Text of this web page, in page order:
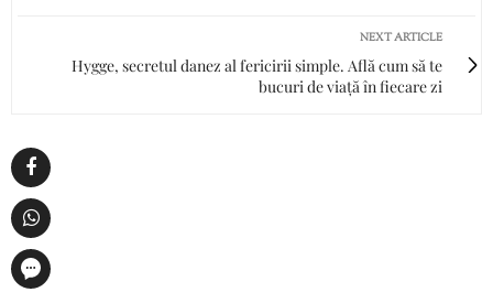
NEXT ARTICLE
Hygge, secretul danez al fericirii simple. Află cum să te
bucuri de viață în fiecare zi